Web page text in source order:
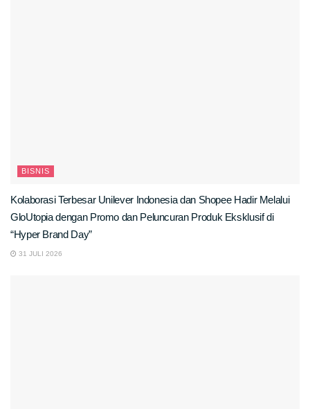
BISNIS
Kolaborasi Terbesar Unilever Indonesia dan Shopee Hadir Melalui
GloUtopia dengan Promo dan Peluncuran Produk Eksklusif di
“Hyper Brand Day”
31 JULI 2026